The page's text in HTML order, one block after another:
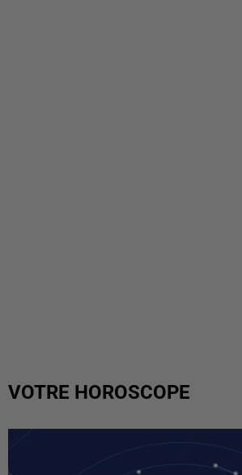
VOTRE HOROSCOPE